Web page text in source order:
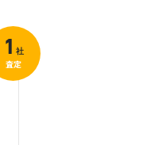
1 社
査定